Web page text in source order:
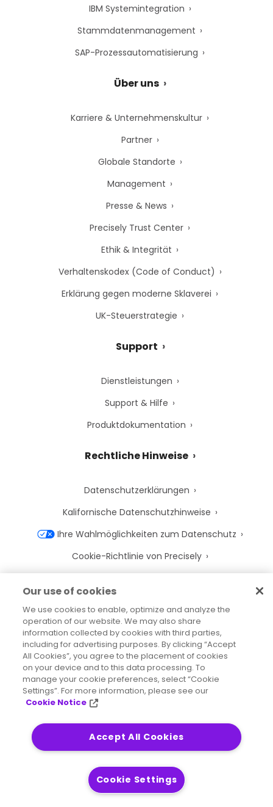
IBM Systemintegration
Stammdatenmanagement
SAP-Prozessautomatisierung
Über uns
Karriere & Unternehmenskultur
Partner
Globale Standorte
Management
Presse & News
Precisely Trust Center
Ethik & Integrität
Verhaltenskodex (Code of Conduct)
Erklärung gegen moderne Sklaverei
UK-Steuerstrategie
Support
Dienstleistungen
Support & Hilfe
Produktdokumentation
Rechtliche Hinweise
Datenschutzerklärungen
Kalifornische Datenschutzhinweise
Ihre Wahlmöglichkeiten zum Datenschutz
Cookie-Richtlinie von Precisely
Marken
Juristische Entitäten
Rechtliche Vereinbarungen
Impressum
2026 © Precisely
Our use of cookies
We use cookies to enable, optimize and analyze the
operation of our website. We may also share
information collected by cookies with third parties,
including for advertising purposes. By clicking “Accept
All Cookies”, you agree to the placement of cookies
on your device and to this data processing. To
manage your cookie preferences, select “Cookie
Settings”. For more information, please see our
Cookie Notice
Accept All Cookies
Cookie Settings